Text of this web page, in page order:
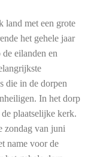
land met een grote
het gehele jaar
eilanden en
die in de dorpen
In het dorp
plaatselijke kerk.
zondag van juni
name voor de